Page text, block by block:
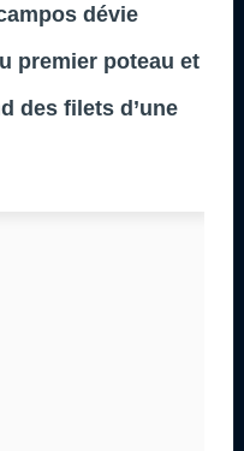
dévie
premier poteau et
des filets d’une